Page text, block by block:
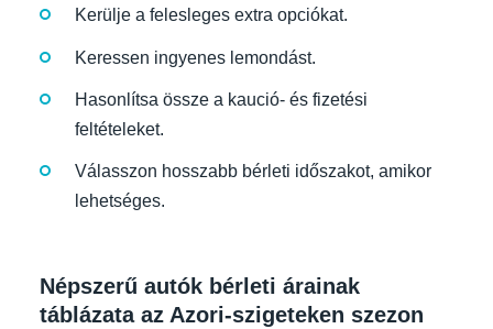
Kerülje a felesleges extra opciókat.
Keressen ingyenes lemondást.
Hasonlítsa össze a kaució- és fizetési
feltételeket.
Válasszon hosszabb bérleti időszakot, amikor
lehetséges.
Népszerű autók bérleti árainak
táblázata az Azori-szigeteken szezon